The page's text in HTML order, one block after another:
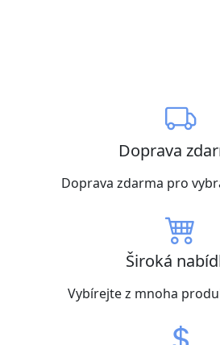
Doprava
Doprava zdarma pro
Široká
Vybírejte z mnoha